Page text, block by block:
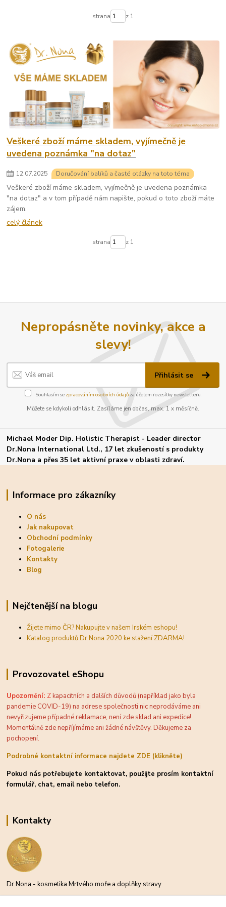
strana z 1
Veškeré zboží máme skladem, vyjímečně je
uvedena poznámka "na dotaz"
12.07.2025 Doručování balíků a časté otázky na toto téma
Veškeré zboží máme skladem, vyjímečně je uvedena poznámka
"na dotaz" a v tom případě nám napište, pokud o toto zboží máte
zájem.
celý článek
strana z 1
Nepropásněte novinky, akce a
slevy!
Přihlásit se
Souhlasím se zpracováním osobních údajůza účelem rozesílky newsletteru.
Můžete se kdykoli odhlásit. Zasíláme jen občas, max. 1 x měsíčně.
Michael Moder Dip. Holistic Therapist - Leader director
Dr.Nona International Ltd., 17 let zkušeností s produkty
Dr.Nona a přes 35 let aktivní praxe v oblasti zdraví.
Informace pro zákazníky
O nás
Jak nakupovat
Obchodní podmínky
Fotogalerie
Kontakty
Blog
Nejčtenější na blogu
Žijete mimo ČR? Nakupujte v našem Irském eshopu!
Katalog produktů Dr.Nona 2020 ke stažení ZDARMA!
Provozovatel eShopu
Upozornění: Z kapacitních a dalších důvodů (například jako byla
pandemie COVID-19) na adrese společnosti nic neprodáváme ani
nevyřizujeme případné reklamace, není zde sklad ani expedice!
Momentálně zde nepříjímáme ani žádné návštěvy. Děkujeme za
pochopení.
Podrobné kontaktní informace najdete ZDE (klikněte)
Pokud nás potřebujete kontaktovat, použijte prosím kontaktní
formulář, chat, email nebo telefon.
Kontakty
Dr.Nona - kosmetika Mrtvého moře a doplňky stravy